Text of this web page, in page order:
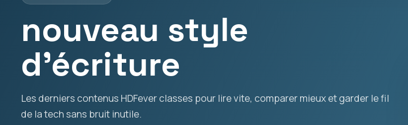
nouveau style
d’écriture
Les derniers contenus HDFever classes pour lire vite, comparer mieux et garder le fil
de la tech sans bruit inutile.